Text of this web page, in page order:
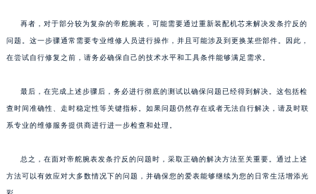
再者，对于部分较为复杂的帝舵腕表，可能需要通过重新装配机芯来解决发条拧反的
问题。这一步骤通常需要专业维修人员进行操作，并且可能涉及到更换某些部件。因此，
在尝试自行修复之前，请务必确保自己的技术水平和工具条件能够满足需求。
最后，在完成上述步骤后，务必进行彻底的测试以确保问题已经得到解决。这包括检
查时间准确性、走时稳定性等关键指标。如果问题仍然存在或者无法自行解决，请及时联
系专业的维修服务提供商进行进一步检查和处理。
总之，在面对帝舵腕表发条拧反的问题时，采取正确的解决方法至关重要。通过上述
方法可以有效应对大多数情况下的问题，并确保您的爱表能够继续为您的日常生活增添光